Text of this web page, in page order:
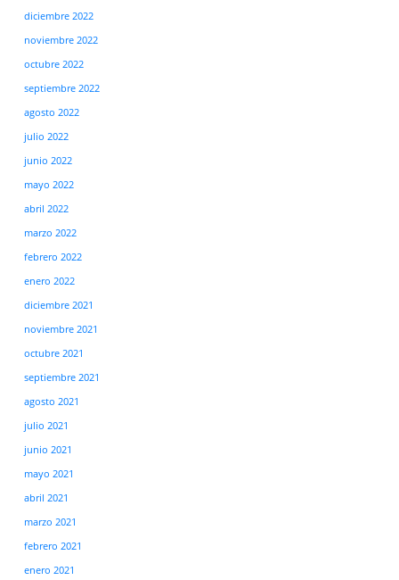
diciembre 2022
noviembre 2022
octubre 2022
septiembre 2022
agosto 2022
julio 2022
junio 2022
mayo 2022
abril 2022
marzo 2022
febrero 2022
enero 2022
diciembre 2021
noviembre 2021
octubre 2021
septiembre 2021
agosto 2021
julio 2021
junio 2021
mayo 2021
abril 2021
marzo 2021
febrero 2021
enero 2021